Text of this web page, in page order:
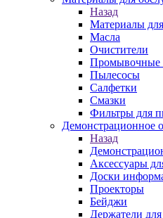
Назад
Материалы
Масла
Очистители
Промывочные
Пылесосы
Салфетки
Смазки
Фильтры для
Демонстрационное
Назад
Аксессуары
Доски
Проекторы
Бейджи
Держатели